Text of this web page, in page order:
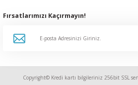
Fırsatlarımızı Kaçırmayın!
Copyright© Kredi kartı bilgileriniz 256bit SSL